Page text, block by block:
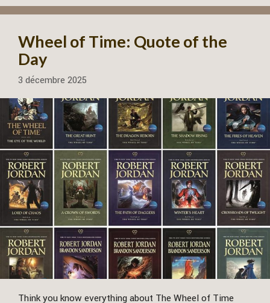
Wheel of Time: Quote of the
Day
3 décembre 2025
Think you know everything about The Wheel of Time